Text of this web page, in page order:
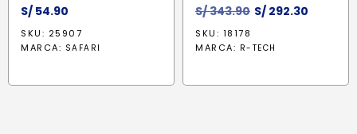
S/ 54.90
SKU: 25907
MARCA: SAFARI
S/343.90 El
original
S/ 292.30
SKU: 18178
MARCA: R-TECH